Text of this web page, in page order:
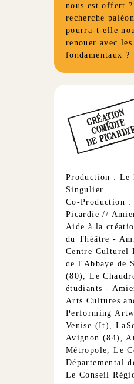
nous est offert
recherche
pourra-t-elle
renouer avec les
fondamentaux ?
Production :
Singulier
Co-Production :
Picardie //
Aide à la
du Théâtre -
Centre Culturel
de l'Abbaye de
(80), Le
étudiants -
Arts Cultures
Performing
Venise (It),
Avignon (84),
Métropole, Le
Départemental
Le Conseil